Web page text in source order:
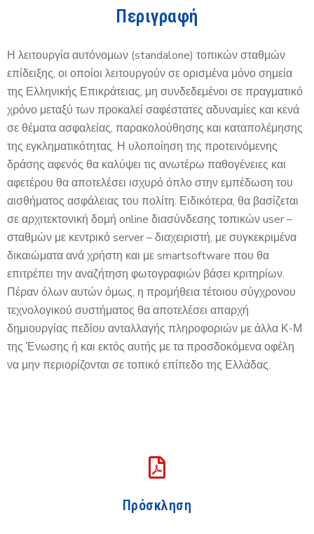
Περιγραφή
Η λειτουργία αυτόνομων (standalone) τοπικών σταθμών
επίδειξης, οι οποίοι λειτουργούν σε ορισμένα μόνο σημεία
της Ελληνικής Επικράτειας, μη συνδεδεμένοι σε πραγματικό
χρόνο μεταξύ των προκαλεί σαφέστατες αδυναμίες και κενά
σε θέματα ασφαλείας, παρακολούθησης και καταπολέμησης
της εγκληματικότητας. Η υλοποίηση της προτεινόμενης
δράσης αφενός θα καλύψει τις ανωτέρω παθογένειες και
αφετέρου θα αποτελέσει ισχυρό όπλο στην εμπέδωση του
αισθήματος ασφάλειας του πολίτη. Ειδικότερα, θα βασίζεται
σε αρχιτεκτονική δομή online διασύνδεσης τοπικών user –
σταθμών με κεντρικό server – διαχειριστή, με συγκεκριμένα
δικαιώματα ανά χρήστη και με smartsoftware που θα
επιτρέπει την αναζήτηση φωτογραφιών βάσει κριτηρίων.
Πέραν όλων αυτών όμως, η προμήθεια τέτοιου σύγχρονου
τεχνολογικού συστήματος θα αποτελέσει απαρχή
δημιουργίας πεδίου ανταλλαγής πληροφοριών με άλλα Κ-Μ
της Ένωσης ή και εκτός αυτής με τα προσδοκόμενα οφέλη
να μην περιορίζονται σε τοπικό επίπεδο της Ελλάδας.
Πρόσκληση